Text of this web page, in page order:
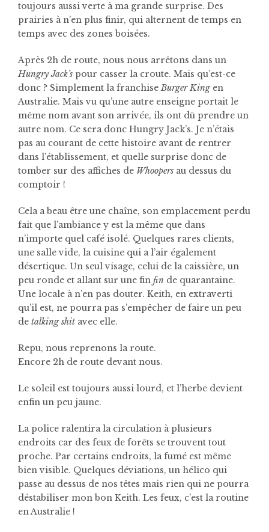
toujours aussi verte à ma grande surprise. Des
prairies à n’en plus finir, qui alternent de temps en
temps avec des zones boisées.
Après 2h de route, nous nous arrêtons dans un
Hungry Jack’s pour casser la croute. Mais qu’est-ce
donc ? Simplement la franchiseBurger Kingen
Australie. Mais vu qu’une autre enseigne portait le
même nom avant son arrivée, ils ont dû prendre un
autre nom. Ce sera donc Hungry Jack’s. Je n’étais
pas au courant de cette histoire avant de rentrer
dans l’établissement, et quelle surprise donc de
tomber sur des affiches de Whoopers au dessus du
comptoir !
Cela a beau être une chaîne, son emplacement perdu
fait que l’ambiance y est la même que dans
n’importe quel café isolé. Quelques rares clients,
une salle vide, la cuisine qui a l’air également
désertique. Un seul visage, celui de la caissière, un
peu ronde et allant sur une fin fin de quarantaine.
Une locale à n’en pas douter. Keith, en extraverti
qu’il est, ne pourra pas s’empêcher de faire un peu
de talking shit avec elle.
Repu, nous reprenons la route.
Encore 2h de route devant nous.
Le soleil est toujours aussi lourd, et l’herbe devient
enfin un peu jaune.
La police ralentira la circulation à plusieurs
endroits car des feux de forêts se trouvent tout
proche. Par certains endroits, la fumé est même
bien visible. Quelques déviations, un hélico qui
passe au dessus de nos têtes mais rien qui ne pourra
déstabiliser mon bon Keith. Les feux, c’est la routine
en Australie !